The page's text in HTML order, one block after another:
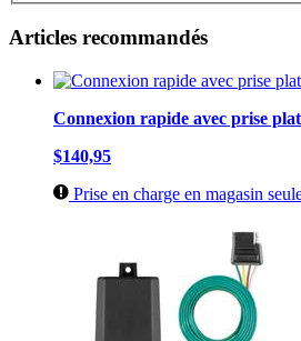
Articles recommandés
Connexion rapide avec prise
$140,95
Prise en charge en magasin